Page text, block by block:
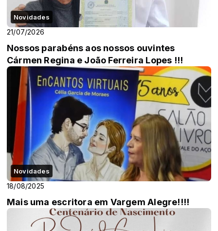
Novidades
21/07/2026
Nossos parabéns aos nossos ouvintes
Cármen Regina e João Ferreira Lopes !!!
Novidades
18/08/2025
Mais uma escritora em Vargem Alegre!!!!